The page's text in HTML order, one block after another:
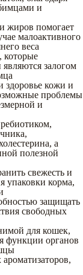
и
жиров помогает
малоактивного
веса
которые
залогом
здоровье кожи и
проблемы
и
а
полезной
свежесть и
упаковки корма,
защищать
свободных
для кошек,
функции органов